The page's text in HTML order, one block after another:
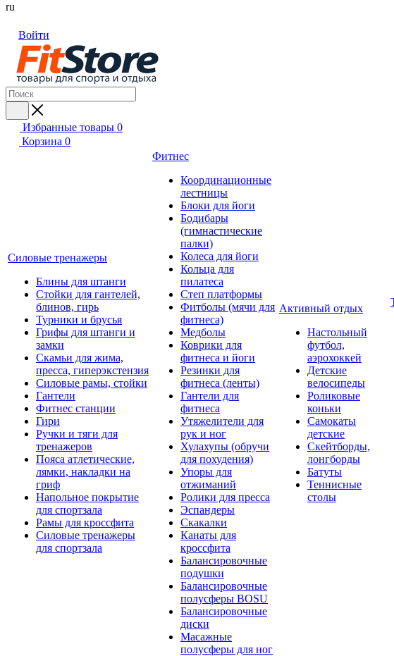
ru
Войти
Избранные товары 0
Корзина 0
Силовые тренажеры
Блины для штанги
Стойки для гантелей,
блинов, гирь
Турники и брусья
Грифы для штанги и
замки
Скамьи для жима,
пресса, гиперэкстензия
Силовые рамы, стойки
Гантели
Фитнес станции
Гири
Ручки и тяги для
тренажеров
Пояса атлетические,
лямки, накладки на
гриф
Напольное покрытие
для спортзала
Рамы для кроссфита
Силовые тренажеры
для спортзала
Фитнес
Координационные
лестницы
Блоки для йоги
Бодибары
(гимнастические
палки)
Колеса для йоги
Кольца для
пилатеса
Степ платформы
Фитболы (мячи для
фитнеса)
Медболы
Коврики для
фитнеса и йоги
Резинки для
фитнеса (ленты)
Гантели для
фитнеса
Утяжелители для
рук и ног
Хулахупы (обручи
для похудения)
Упоры для
отжиманий
Ролики для пресса
Эспандеры
Скакалки
Канаты для
кроссфита
Балансировочные
подушки
Балансировочные
полусферы BOSU
Балансировочные
диски
Масажные
полусферы для ног
Активный отдых
Настольный
футбол,
аэрохоккей
Детские
велосипеды
Роликовые
коньки
Самокаты
детские
Скейтборды,
лонгборды
Батуты
Теннисные
столы